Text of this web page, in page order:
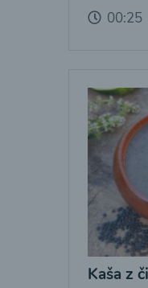
00:25
Kaša z